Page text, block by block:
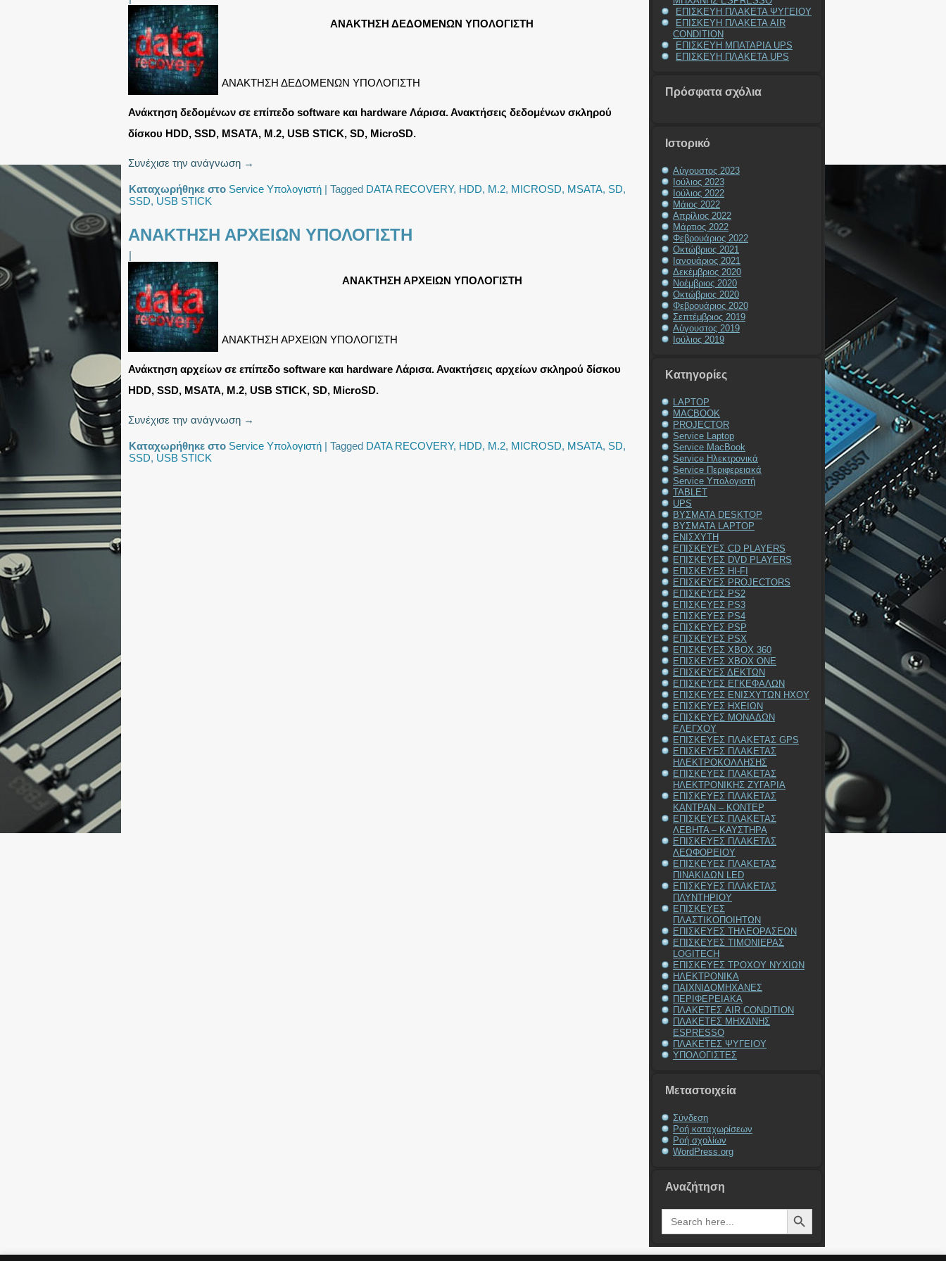
ΑΝΑΚΤΗΣΗ ΔΕΔΟΜΕΝΩΝ ΥΠΟΛΟΓΙΣΤΗ
ΑΝΑΚΤΗΣΗ ΔΕΔΟΜΕΝΩΝ ΥΠΟΛΟΓΙΣΤΗ
Ανάκτηση δεδομένων σε επίπεδο software και hardware Λάρισα. Ανακτήσεις δεδομένων σκληρού
δίσκου HDD, SSD, MSATA, M.2, USB STICK, SD, MicroSD.
Συνέχισε την ανάγνωση →
Καταχωρήθηκε στο Service Υπολογιστή | Tagged DATA RECOVERY, HDD, M.2, MICROSD, MSATA, SD,
SSD, USB STICK
ΑΝΑΚΤΗΣΗ ΑΡΧΕΙΩΝ ΥΠΟΛΟΓΙΣΤΗ
|
ΑΝΑΚΤΗΣΗ ΑΡΧΕΙΩΝ ΥΠΟΛΟΓΙΣΤΗ
ΑΝΑΚΤΗΣΗ ΑΡΧΕΙΩΝ ΥΠΟΛΟΓΙΣΤΗ
Ανάκτηση αρχείων σε επίπεδο software και hardware Λάρισα. Ανακτήσεις αρχείων σκληρού δίσκου
HDD, SSD, MSATA, M.2, USB STICK, SD, MicroSD.
Συνέχισε την ανάγνωση →
Καταχωρήθηκε στο Service Υπολογιστή | Tagged DATA RECOVERY, HDD, M.2, MICROSD, MSATA, SD,
SSD, USB STICK
ΕΠΙΣΚΕΥΗ ΠΛΑΚΕΤΑ ΨΥΓΕΙΟΥ
ΕΠΙΣΚΕΥΗ ΠΛΑΚΕΤΑ AIR
CONDITION
ΕΠΙΣΚΕΥΗ ΜΠΑΤΑΡΙΑ UPS
ΕΠΙΣΚΕΥΗ ΠΛΑΚΕΤΑ UPS
Πρόσφατα σχόλια
Ιστορικό
Αύγουστος 2023
Ιούλιος 2023
Ιούλιος 2022
Μάιος 2022
Απρίλιος 2022
Μάρτιος 2022
Φεβρουάριος 2022
Οκτώβριος 2021
Ιανουάριος 2021
Δεκέμβριος 2020
Νοέμβριος 2020
Οκτώβριος 2020
Φεβρουάριος 2020
Σεπτέμβριος 2019
Αύγουστος 2019
Ιούλιος 2019
Kατηγορίες
LAPTOP
MACBOOK
PROJECTOR
Service Laptop
Service MacBook
Service Ηλεκτρονικά
Service Περιφερειακά
Service Υπολογιστή
TABLET
UPS
ΒΥΣΜΑΤΑ DESKTOP
ΒΥΣΜΑΤΑ LAPTOP
ΕΝΙΣΧΥΤΗ
ΕΠΙΣΚΕΥΕΣ CD PLAYERS
ΕΠΙΣΚΕΥΕΣ DVD PLAYERS
ΕΠΙΣΚΕΥΕΣ HI-FI
ΕΠΙΣΚΕΥΕΣ PROJECTORS
ΕΠΙΣΚΕΥΕΣ PS2
ΕΠΙΣΚΕΥΕΣ PS3
ΕΠΙΣΚΕΥΕΣ PS4
ΕΠΙΣΚΕΥΕΣ PSP
ΕΠΙΣΚΕΥΕΣ PSX
ΕΠΙΣΚΕΥΕΣ XBOX 360
ΕΠΙΣΚΕΥΕΣ XBOX ONE
ΕΠΙΣΚΕΥΕΣ ΔΕΚΤΩΝ
ΕΠΙΣΚΕΥΕΣ ΕΓΚΕΦΑΛΩΝ
ΕΠΙΣΚΕΥΕΣ ΕΝΙΣΧΥΤΩΝ ΗΧΟΥ
ΕΠΙΣΚΕΥΕΣ ΗΧΕΙΩΝ
ΕΠΙΣΚΕΥΕΣ ΜΟΝΑΔΩΝ
ΕΛΕΓΧΟΥ
ΕΠΙΣΚΕΥΕΣ ΠΛΑΚΕΤΑΣ GPS
ΕΠΙΣΚΕΥΕΣ ΠΛΑΚΕΤΑΣ
ΗΛΕΚΤΡΟΚΟΛΛΗΣΗΣ
ΕΠΙΣΚΕΥΕΣ ΠΛΑΚΕΤΑΣ
ΗΛΕΚΤΡΟΝΙΚΗΣ ΖΥΓΑΡΙΑ
ΕΠΙΣΚΕΥΕΣ ΠΛΑΚΕΤΑΣ
ΚΑΝΤΡΑΝ – ΚΟΝΤΕΡ
ΕΠΙΣΚΕΥΕΣ ΠΛΑΚΕΤΑΣ
ΛΕΒΗΤΑ – ΚΑΥΣΤΗΡΑ
ΕΠΙΣΚΕΥΕΣ ΠΛΑΚΕΤΑΣ
ΛΕΩΦΟΡΕΙΟΥ
ΕΠΙΣΚΕΥΕΣ ΠΛΑΚΕΤΑΣ
ΠΙΝΑΚΙΔΩΝ LED
ΕΠΙΣΚΕΥΕΣ ΠΛΑΚΕΤΑΣ
ΠΛΥΝΤΗΡΙΟΥ
ΕΠΙΣΚΕΥΕΣ
ΠΛΑΣΤΙΚΟΠΟΙΗΤΩΝ
ΕΠΙΣΚΕΥΕΣ ΤΗΛΕΟΡΑΣΕΩΝ
ΕΠΙΣΚΕΥΕΣ ΤΙΜΟΝΙΕΡΑΣ
LOGITECH
ΕΠΙΣΚΕΥΕΣ ΤΡΟΧΟΥ ΝΥΧΙΩΝ
ΗΛΕΚΤΡΟΝΙΚΑ
ΠΑΙΧΝΙΔΟΜΗΧΑΝΕΣ
ΠΕΡΙΦΕΡΕΙΑΚΑ
ΠΛΑΚΕΤΕΣ AIR CONDITION
ΠΛΑΚΕΤΕΣ ΜΗΧΑΝΗΣ
ESPRESSO
ΠΛΑΚΕΤΕΣ ΨΥΓΕΙΟΥ
ΥΠΟΛΟΓΙΣΤΕΣ
Μεταστοιχεία
Σύνδεση
Ροή καταχωρίσεων
Ροή σχολίων
WordPress.org
Αναζήτηση
Search
for:
Search Button